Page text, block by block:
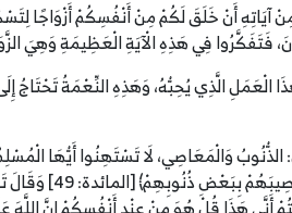
آيَاتِهِ أَنْ خَلَقَ لَكُمْ مِنْ أَنْفُسِكُمْ أَزْوَاجًا
وَالْمَعَاصِي، لَا تَسْتَهِنُوا أَيُّهَا
فَهِيَ سَبَبُ كُلِّ بَلَاءٍ،